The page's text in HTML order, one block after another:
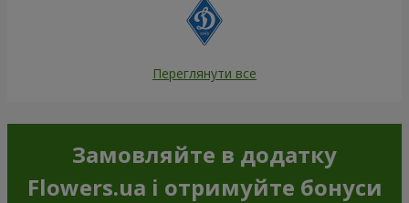
Переглянути все
Замовляйте в додатку
Flowers.ua і отримуйте бонуси